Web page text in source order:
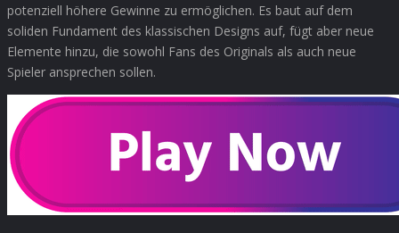
potenziell höhere Gewinne zu ermöglichen. Es baut auf dem
soliden Fundament des klassischen Designs auf, fügt aber neue
Elemente hinzu, die sowohl Fans des Originals als auch neue
Spieler ansprechen sollen.